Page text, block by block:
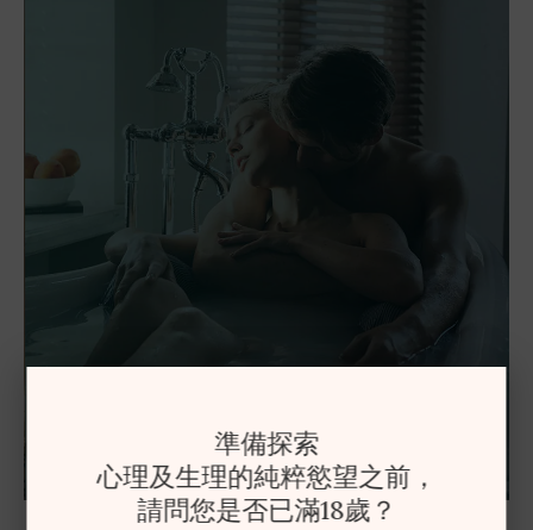
準備探索
心理及生理的純粹慾望之前，
請問您是否已滿18歲？